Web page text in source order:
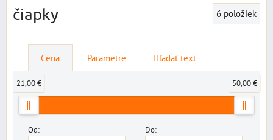
čiapky 6 položiek
Cena Parametre Hľadať text
Od: Do:
21,00 € 50,00 €